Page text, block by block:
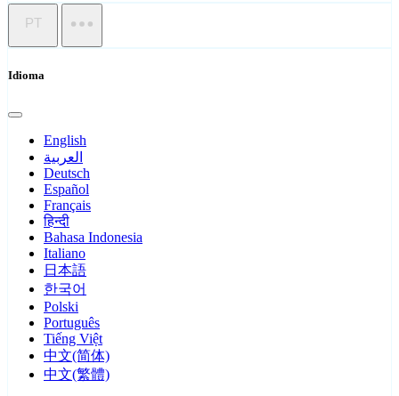
PT
Idioma
English
العربية
Deutsch
Español
Français
हिन्दी
Bahasa Indonesia
Italiano
日本語
한국어
Polski
Português
Tiếng Việt
中文(简体)
中文(繁體)